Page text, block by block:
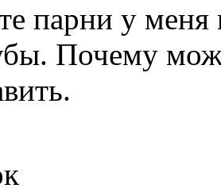
парни у
Почему